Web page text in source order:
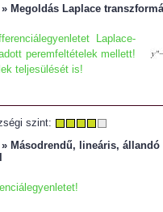
Megoldás Laplace
Laplace-
peremfeltételek mellett!
teljesülését is!
szint:
Másodrendű, lineáris,